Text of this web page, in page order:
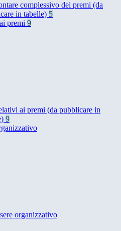
complessivo dei premi (da
in tabelle) 5
premi 9
ai premi (da pubblicare in
9
organizzativo